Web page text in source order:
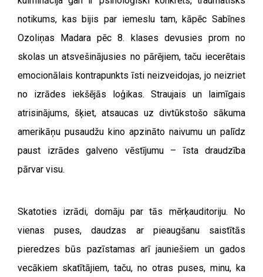
notikums, kas bijis par iemeslu tam, kāpēc Sabīnes
Ozoliņas Madara pēc 8. klases devusies prom no
skolas un atsvešinājusies no pārējiem, taču iecerētais
emocionālais kontrapunkts īsti neizveidojas, jo neizriet
no izrādes iekšējās loģikas. Straujais un laimīgais
atrisinājums, šķiet, atsaucas uz divtūkstošo sākuma
amerikāņu pusaudžu kino apzināto naivumu un palīdz
paust izrādes galveno vēstījumu – īsta draudzība
pārvar visu.
Skatoties izrādi, domāju par tās mērķauditoriju. No
vienas puses, daudzas ar pieaugšanu saistītās
pieredzes būs pazīstamas arī jauniešiem un gados
vecākiem skatītājiem, taču, no otras puses, minu, ka